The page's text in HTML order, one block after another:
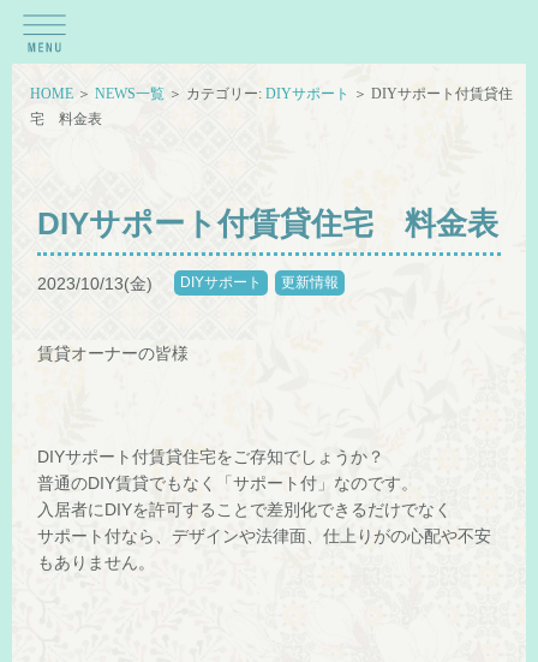
HOME ＞ NEWS一覧 ＞ カテゴリー: DIYサポート
＞ DIYサポート付賃貸住
宅 料金表
DIYサポート付賃貸住宅 料金表
2023/10/13(金) DIYサポート 更新情報
賃貸オーナーの皆様
DIYサポート付賃貸住宅をご存知でしょうか？
普通のDIY賃貸でもなく「サポート付」なのです。
入居者にDIYを許可することで差別化できるだけでなく
サポート付なら、デザインや法律面、仕上りがの心配や不安
もありません。